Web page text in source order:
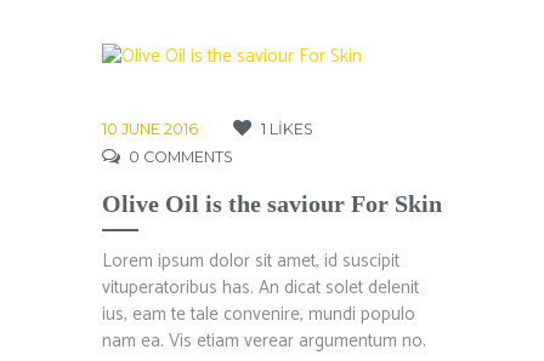
10 JUNE 2016 1 LIKES
0 COMMENTS
Olive Oil is the saviour For Skin
Lorem ipsum dolor sit amet, id suscipit
vituperatoribus has. An dicat solet delenit
ius, eam te tale convenire, mundi populo
nam ea. Vis etiam verear argumentum no.